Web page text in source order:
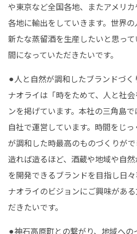
や東京など全国各地、またアメリ
各地に輸出をしていきます。世界
新たな蒸留酒を生産したいと思っ
間になっていただきたいです。
⚫︎人と自然が調和したブランドづく
ナオライは「時をためて、人と社
ンを掲げています。本社の三角島
自社で運営しています。時間をじ
が調和した時最高のものづくりがで
造れば造るほど、酒蔵や地域や自
を開発できるブランドを目指し日々
ナオライのビジョンにご興味があ
だきたいです。
⚫︎神石高原町との繋がり、地域への